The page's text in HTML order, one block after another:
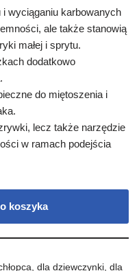
i wyciąganiu karbowanych
ale także stanowią
małej i sprytu.
dodatkowo
do miętoszenia i
lecz także narzędzie
w ramach podejścia
koszyka
, dla dziewczynki, dla